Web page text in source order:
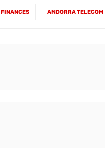
FINANCES ANDORRA TELECOM